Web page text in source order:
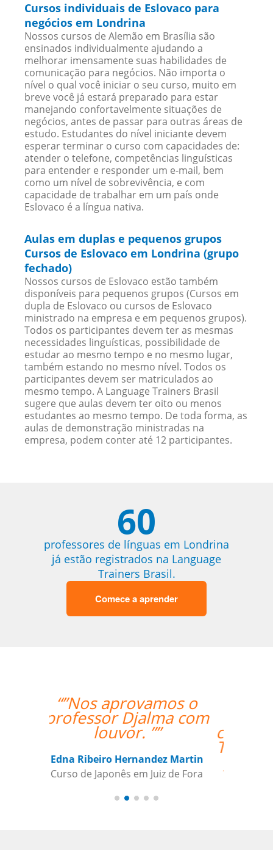
Cursos individuais de Eslovaco para
negócios em Londrina
Nossos cursos de Alemão em Brasília são
ensinados individualmente ajudando a
melhorar imensamente suas habilidades de
comunicação para negócios. Não importa o
nível o qual você iniciar o seu curso, muito em
breve você já estará preparado para estar
manejando confortavelmente situações de
negócios, antes de passar para outras áreas de
estudo. Estudantes do nível iniciante devem
esperar terminar o curso com capacidades de:
atender o telefone, competências linguísticas
para entender e responder um e-mail, bem
como um nível de sobrevivência, e com
capacidade de trabalhar em um país onde
Eslovaco é a língua nativa.
Aulas em duplas e pequenos grupos
Cursos de Eslovaco em Londrina (grupo
fechado)
Nossos cursos de Eslovaco estão também
disponíveis para pequenos grupos (Cursos em
dupla de Eslovaco ou cursos de Eslovaco
ministrado na empresa e em pequenos grupos).
Todos os participantes devem ter as mesmas
necessidades linguísticas, possibilidade de
estudar ao mesmo tempo e no mesmo lugar,
também estando no mesmo nível. Todos os
participantes devem ser matriculados ao
mesmo tempo. A Language Trainers Brasil
sugere que aulas devem ter oito ou menos
estudantes ao mesmo tempo. De toda forma, as
aulas de demonstração ministradas na
empresa, podem conter até 12 participantes.
60
professores de línguas em Londrina
já estão registrados na Language
Trainers Brasil.
Comece a aprender
“”The lesson went
great! We will be
continuing the lessons.
Thank you so much for
your support and for
finding the best
teacher for me. ””